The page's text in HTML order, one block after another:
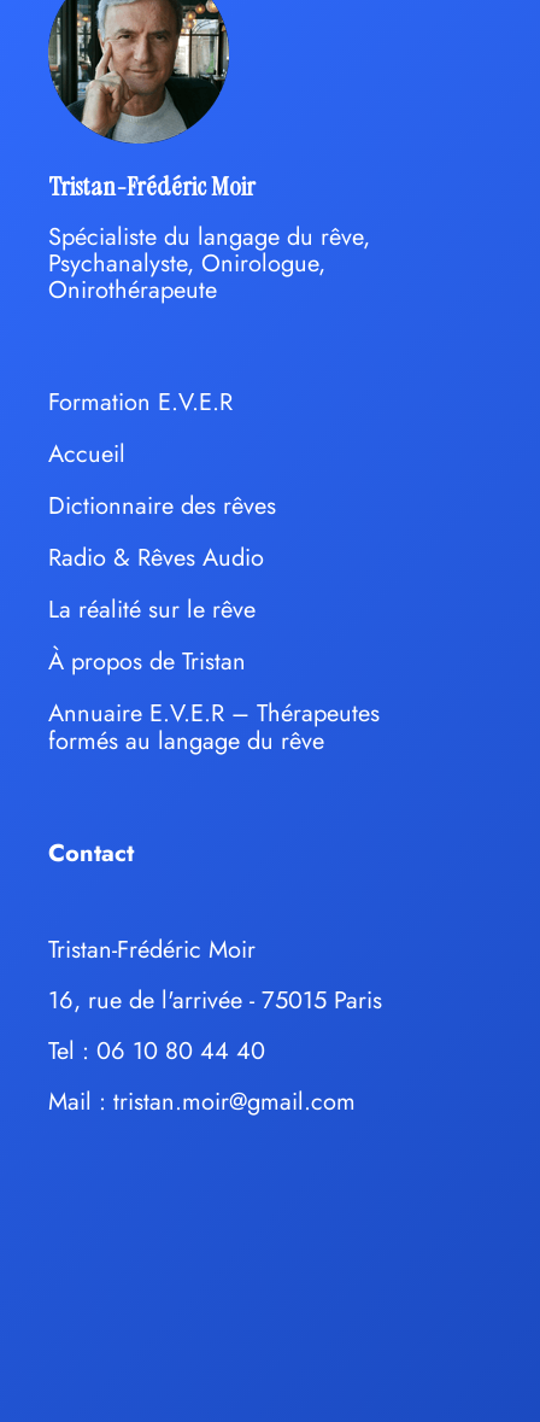
Tristan-Frédéric Moir
Spécialiste du langage du rêve,
Psychanalyste, Onirologue,
Onirothérapeute
Formation E.V.E.R
Accueil
Dictionnaire des rêves
Radio & Rêves Audio
La réalité sur le rêve
À propos de Tristan
Annuaire E.V.E.R – Thérapeutes
formés au langage du rêve
Contact
Tristan-Frédéric Moir
16, rue de l'arrivée - 75015 Paris
Tel : 06 10 80 44 40
Mail : tristan.moir@gmail.com